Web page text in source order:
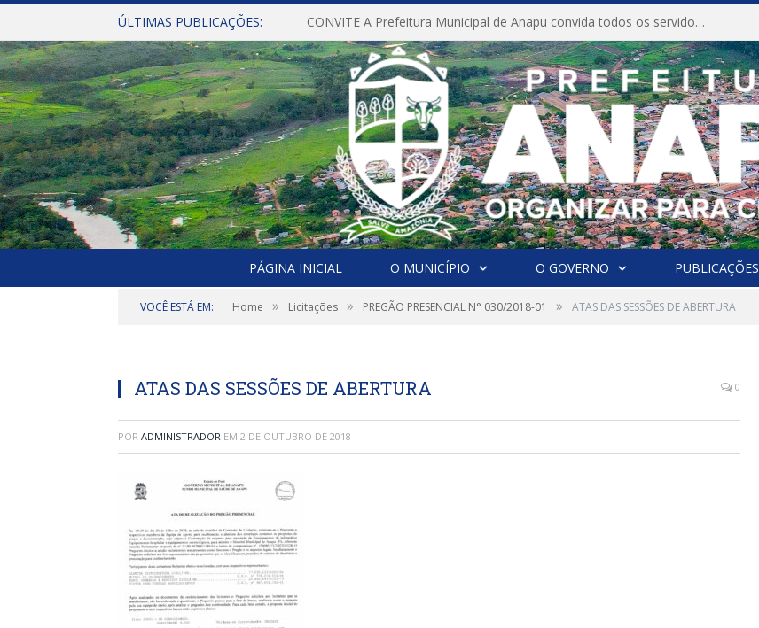
ÚLTIMAS PUBLICAÇÕES: CONVITE A Prefeitura Municipal de Anapu convida todos os servidores públicos municipais para participarem da Audiência Pública de discussão da Lei de Diretrizes Orçamentárias (LDO), importante instrumento de planejamento das ações e investimentos da Administração Pública para o próximo exercício financeiro.
PÁGINA INICIAL O MUNICÍPIO O GOVERNO PUBLICAÇÕES
VOCÊ ESTÁ EM: Home » Licitações » PREGÃO PRESENCIAL N° 030/2018-01 » ATAS DAS SESSÕES DE ABERTURA
ATAS DAS SESSÕES DE ABERTURA 0
POR ADMINISTRADOR EM 2 DE OUTUBRO DE 2018